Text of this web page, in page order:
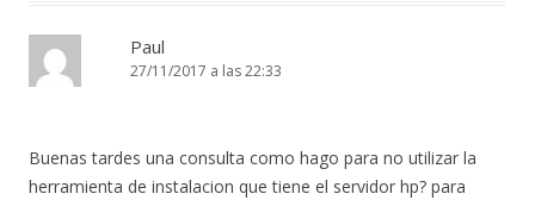
Paul
27/11/2017 a las 22:33
Buenas tardes una consulta como hago para no utilizar la
herramienta de instalacion que tiene el servidor hp? para